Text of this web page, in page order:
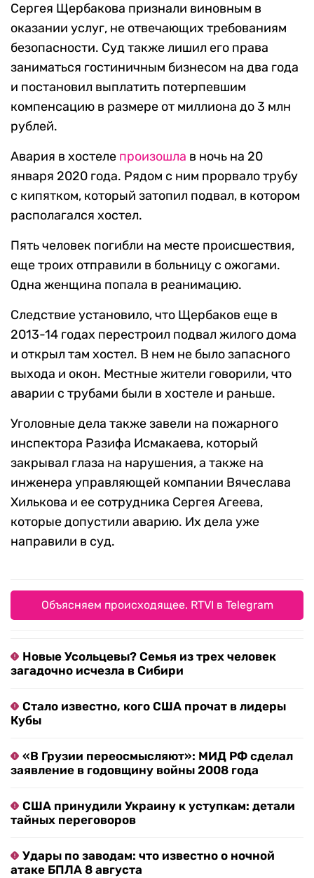
Сергея Щербакова признали виновным в
оказании услуг, не отвечающих требованиям
безопасности. Суд также лишил его права
заниматься гостиничным бизнесом на два года
и постановил выплатить потерпевшим
компенсацию в размере от миллиона до 3 млн
рублей.
Авария в хостеле произошла в ночь на 20
января 2020 года. Рядом с ним прорвало трубу
с кипятком, который затопил подвал, в котором
располагался хостел.
Пять человек погибли на месте происшествия,
еще троих отправили в больницу с ожогами.
Одна женщина попала в реанимацию.
Следствие установило, что Щербаков еще в
2013-14 годах перестроил подвал жилого дома
и открыл там хостел. В нем не было запасного
выхода и окон. Местные жители говорили, что
аварии с трубами были в хостеле и раньше.
Уголовные дела также завели на пожарного
инспектора Разифа Исмакаева, который
закрывал глаза на нарушения, а также на
инженера управляющей компании Вячеслава
Хилькова и ее сотрудника Сергея Агеева,
которые допустили аварию. Их дела уже
направили в суд.
Объясняем происходящее. RTVI в Telegram
Новые Усольцевы? Семья из трех человек
загадочно исчезла в Сибири
Стало известно, кого США прочат в лидеры
Кубы
«В Грузии переосмысляют»: МИД РФ сделал
заявление в годовщину войны 2008 года
США принудили Украину к уступкам: детали
тайных переговоров
Удары по заводам: что известно о ночной
атаке БПЛА 8 августа